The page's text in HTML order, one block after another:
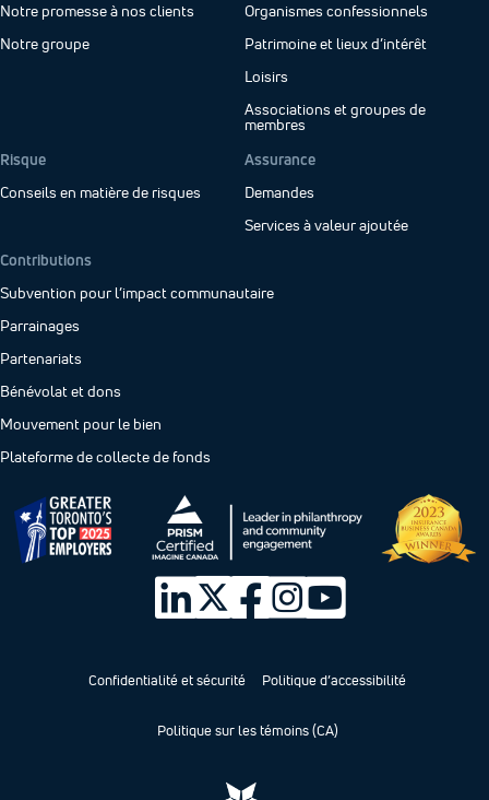
Notre promesse à nos clients
Notre groupe
Organismes confessionnels
Patrimoine et lieux d’intérêt
Loisirs
Associations et groupes de
membres
Risque
Conseils en matière de risques
Assurance
Demandes
Services à valeur ajoutée
Contributions
Subvention pour l’impact communautaire
Parrainages
Partenariats
Bénévolat et dons
Mouvement pour le bien
Plateforme de collecte de fonds
Confidentialité et sécurité Politique d’accessibilité
Politique sur les témoins (CA)